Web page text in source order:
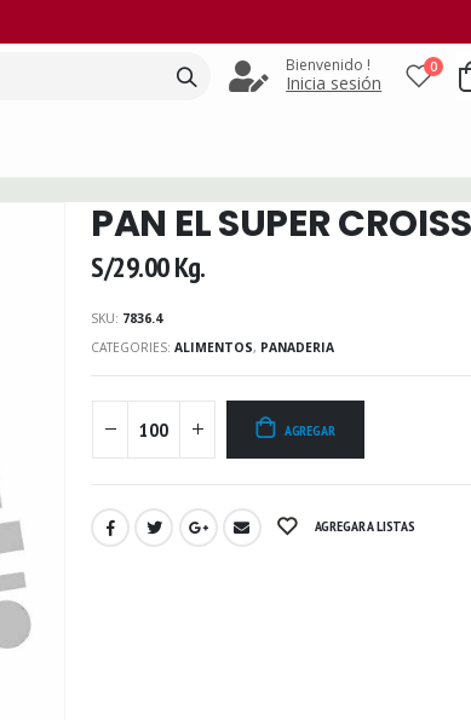
Bienvenido !
Inicia sesión
0
PAN EL SUPER
S/29.00Kg.
SKU: 7836.4
CATEGORIES: ALIMENTOS, PANADERIA
AGREGAR
AGREGAR A LISTAS